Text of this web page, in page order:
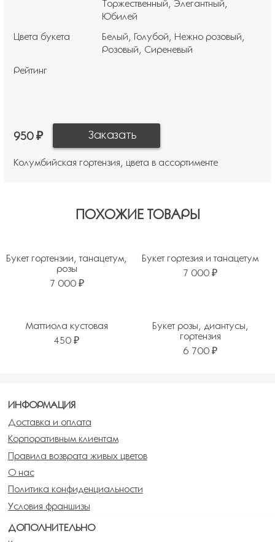
Торжественный
Элегантный
Юбилей
Цвета букета
Белый Голубой
Нежно розовый
Розовый
Сиреневый
Рейтинг
950 ₽
Колумбийская гортензия, цвета в ассортименте
ПОХОЖИЕ ТОВАРЫ
Букет гортензии, танацетум,
розы
7 000 ₽
Букет гортезия и танацетум
7 000 ₽
Маттиола кустовая
450 ₽
Букет розы, диантусы,
гортензия
6 700 ₽
ИНФОРМАЦИЯ
Доставка и оплата
Корпоративным клиентам
Правила возврата живых цветов
О нас
Политика конфиденциальности
Условия франшизы
ДОПОЛНИТЕЛЬНО